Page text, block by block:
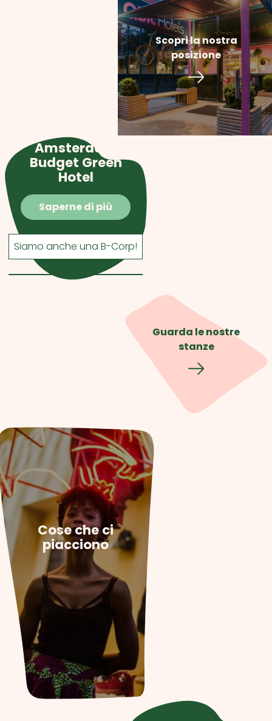
Scopri la nostra
posizione
Amsterdam
Budget Green
Hotel
Saperne di più
Siamo anche una B-Corp!
Guarda le nostre
stanze
Cose che ci
piacciono
Sarai come un locale!